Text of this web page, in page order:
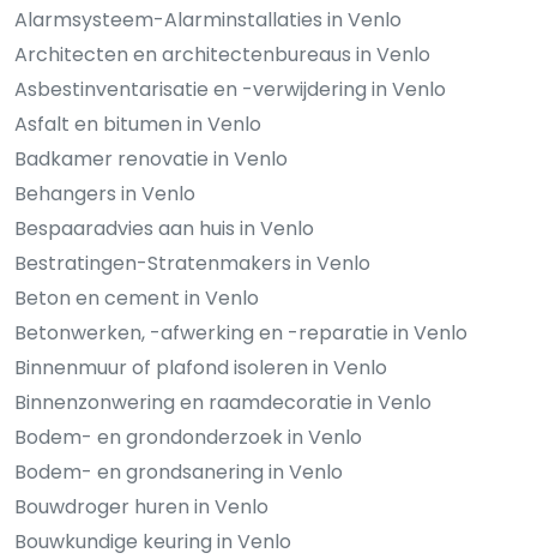
Alarmsysteem-Alarminstallaties in Venlo
Architecten en architectenbureaus in Venlo
Asbestinventarisatie en -verwijdering in Venlo
Asfalt en bitumen in Venlo
Badkamer renovatie in Venlo
Behangers in Venlo
Bespaaradvies aan huis in Venlo
Bestratingen-Stratenmakers in Venlo
Beton en cement in Venlo
Betonwerken, -afwerking en -reparatie in Venlo
Binnenmuur of plafond isoleren in Venlo
Binnenzonwering en raamdecoratie in Venlo
Bodem- en grondonderzoek in Venlo
Bodem- en grondsanering in Venlo
Bouwdroger huren in Venlo
Bouwkundige keuring in Venlo